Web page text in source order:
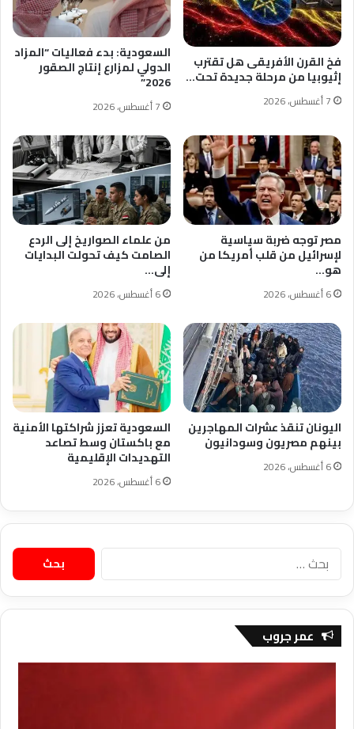
فخ القرن الأفريقى هل تقترب
إثيوبيا من مرحلة جديدة تحت…
7 أغسطس، 2026
السعودية: بدء فعاليات “المزاد
الدولي لمزارع إنتاج الصقور
2026”
7 أغسطس، 2026
مصر توجه ضربة سياسية
لإسرائيل من قلب أمريكا من
هو…
6 أغسطس، 2026
من علماء الصواريخ إلى الردع
الصامت كيف تحولت البدايات
إلى…
6 أغسطس، 2026
اليونان تنقذ عشرات المهاجرين
بينهم مصريون وسودانيون
6 أغسطس، 2026
السعودية تعزز شراكتها الأمنية
مع باكستان وسط تصاعد
التهديدات الإقليمية
6 أغسطس، 2026
البحث
عن:
عمر جروب